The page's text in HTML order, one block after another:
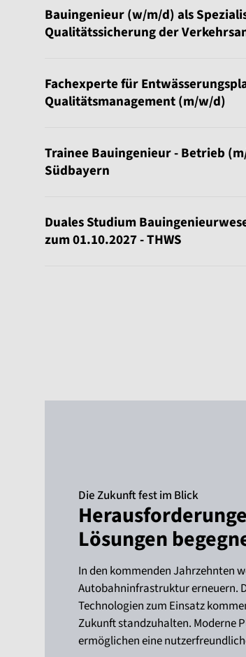
Bauingenieur (w/m/d) als
Qualitätssicherung der
Fachexperte für
Qualitätsmanagement (m/w/d)
Trainee Bauingenieur - Betrieb
Südbayern
Duales Studium
zum 01.10.2027 - THWS
Die Zukunft fest im Blick
Lösungen
In den kommenden Jahrzehnten
Autobahninfrastruktur erneuern.
Technologien zum Einsatz
Zukunft standzuhalten. Moderne
ermöglichen eine